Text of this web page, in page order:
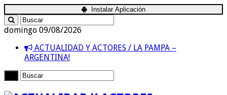
Instalar Aplicación
domingo 09/08/2026
ACTUALIDAD Y ACTORES / LA PAMPA –
ARGENTINA!